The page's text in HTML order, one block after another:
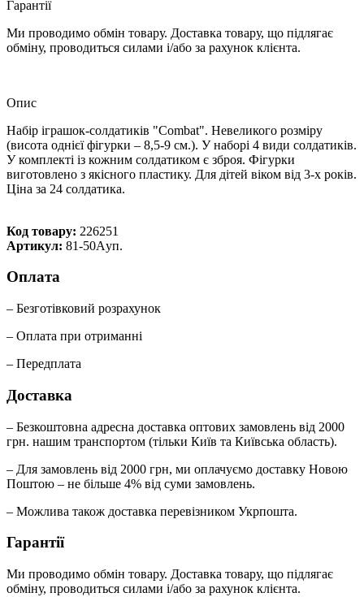
Гарантії
Ми проводимо обмін товару. Доставка товару, що підлягає
обміну, проводиться силами і/або за рахунок клієнта.
Опис
Набір іграшок-солдатиків "Combat". Невеликого розміру
(висота однієї фігурки – 8,5-9 см.). У наборі 4 види солдатиків.
У комплекті із кожним солдатиком є зброя. Фігурки
виготовлено з якісного пластику. Для дітей віком від 3-х років.
Ціна за 24 солдатика.
Код товару: 226251
Артикул: 81-50Aуп.
Оплата
– Безготівковий розрахунок
– Оплата при отриманні
– Передплата
Доставка
– Безкоштовна адресна доставка оптових замовлень від 2000
грн. нашим транспортом (тільки Київ та Київська область).
– Для замовлень від 2000 грн, ми оплачуємо доставку Новою
Поштою – не більше 4% від суми замовлень.
– Можлива також доставка перевізником Укрпошта.
Гарантії
Ми проводимо обмін товару. Доставка товару, що підлягає
обміну, проводиться силами і/або за рахунок клієнта.